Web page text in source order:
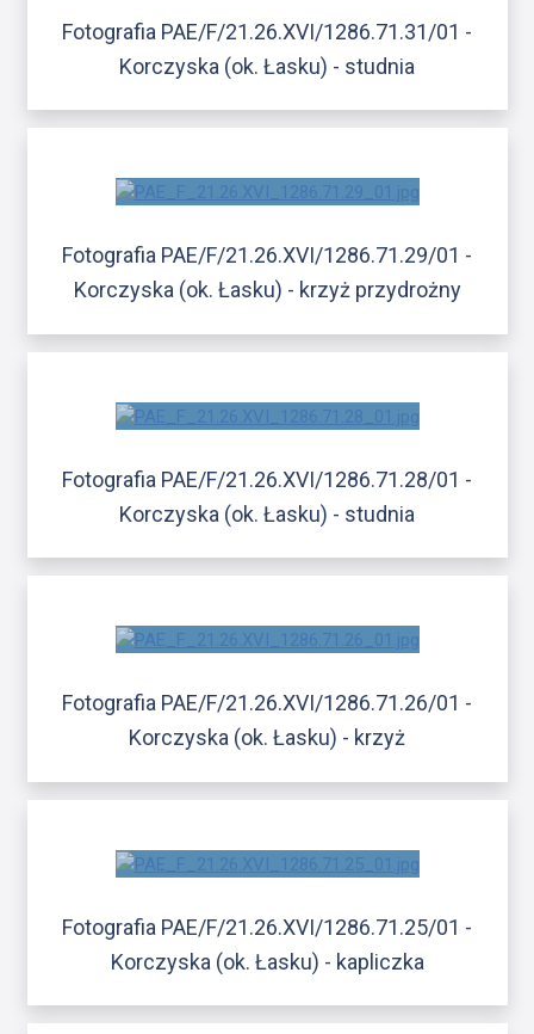
Fotografia PAE/F/21.26.XVI/1286.71.31/01 -
Korczyska (ok. Łasku) - studnia
Fotografia PAE/F/21.26.XVI/1286.71.29/01 -
Korczyska (ok. Łasku) - krzyż przydrożny
Fotografia PAE/F/21.26.XVI/1286.71.28/01 -
Korczyska (ok. Łasku) - studnia
Fotografia PAE/F/21.26.XVI/1286.71.26/01 -
Korczyska (ok. Łasku) - krzyż
Fotografia PAE/F/21.26.XVI/1286.71.25/01 -
Korczyska (ok. Łasku) - kapliczka